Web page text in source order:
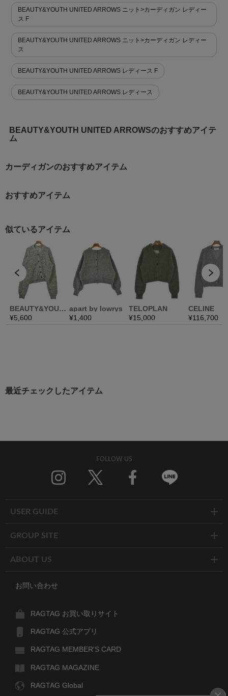
BEAUTY&YOUTH UNITED ARROWS ニット>カーディガン レディー
ス F
BEAUTY&YOUTH UNITED ARROWS ニット>カーディガン レディー
ス
BEAUTY&YOUTH UNITED ARROWS レディース F
BEAUTY&YOUTH UNITED ARROWS レディース
BEAUTY&YOUTH UNITED ARROWSのおすすめアイテ
ム
カーディガンのおすすめアイテム
おすすめアイテム
最近チェックしたアイテム
FOLLOW US
USER GUIDE
GROUP SITE
ABOUT US
お問い合わせ
RAGTAG お買い取りサイト
RAGTAG 公式アプリ
RAGTAG MEMBER'S CARD
RAGTAG MAGAZINE
RAGTAG Global